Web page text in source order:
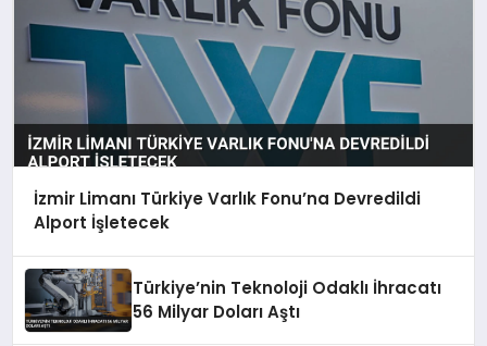
İzmir Limanı Türkiye Varlık Fonu’na Devredildi
Alport İşletecek
Türkiye’nin Teknoloji Odaklı İhracatı
56 Milyar Doları Aştı